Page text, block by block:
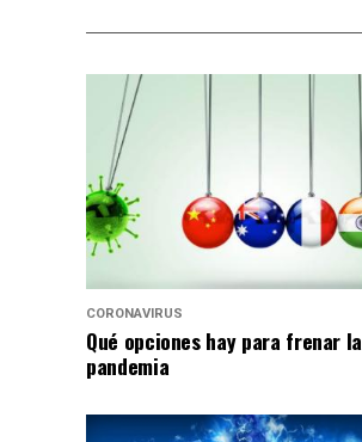
CORONAVIRUS
Qué opciones hay para frenar la
pandemia